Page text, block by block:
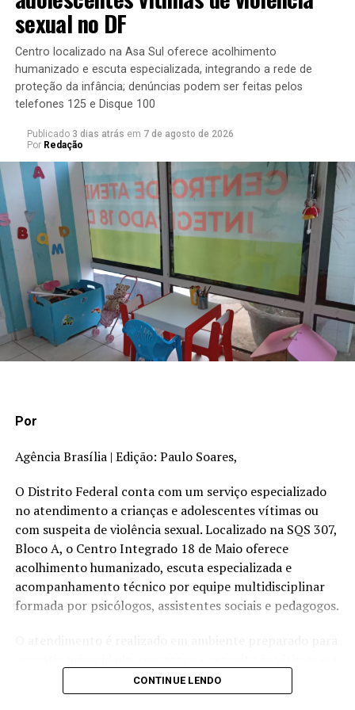
princípio fundamental para garantir a dignidade da
pessoa humana. Segundo Kajuru, a oferta de água
filtrada por parte de estabelecimentos comerciais por
cortesia é um costume amplamente adotado em todo o
mundo. Alguns estados e municípios brasileiros já
promulgaram leis que impõem essa obrigação aos
comerciantes, mesmo que isso represente custos
adicionais para eles. No entanto, algumas associações
comerciais questionam no Supremo Tribunal Federal
(STF) a constitucionalidade das normas.
Agência Senado (Reprodução autorizada mediante
citação da Agência Senado)
Fonte: Agência Senado
TÓPICOS RELACIONADOS:
Peças de ataque de intolerância religiosa podem ser
Projeto de lei incentiva criação de reservas
particulares, as chamadas RPPNs
sexual no DF
Centro localizado na Asa Sul oferece acolhimento
humanizado e escuta especializada, integrando a rede de
proteção da infância; denúncias podem ser feitas pelos
telefones 125 e Disque 100
Publicado 3 dias atrás em 7 de agosto de 2026
Por Redação
Por
Agência Brasília | Edição: Paulo Soares,
O Distrito Federal conta com um serviço especializado
no atendimento a crianças e adolescentes vítimas ou
com suspeita de violência sexual. Localizado na SQS 307,
Bloco A, o Centro Integrado 18 de Maio oferece
acolhimento humanizado, escuta especializada e
acompanhamento técnico por equipe multidisciplinar
formada por psicólogos, assistentes sociais e pedagogos.
seus familiares. Um dos principais diferenciais do serviço
é a escuta especializada, procedimento previsto na Lei
CONTINUE LENDO